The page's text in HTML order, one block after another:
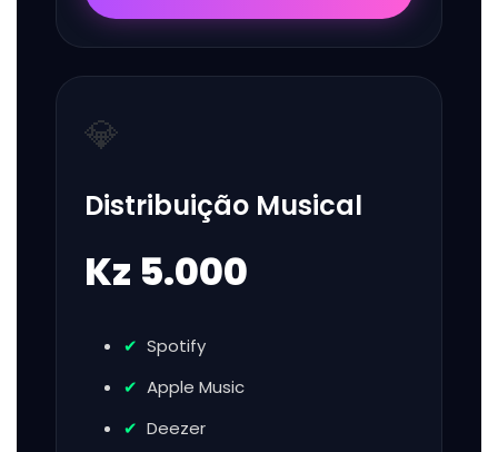
💎
Distribuição Musical
Kz 5.000
Spotify
Apple Music
Deezer